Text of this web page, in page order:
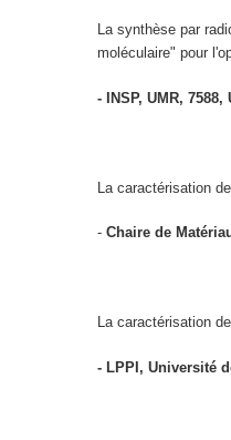
La synthèse par
moléculaire" pour
- INSP, UMR,
La caractérisation
-Chaire de
La caractérisation
- LPPI, Université